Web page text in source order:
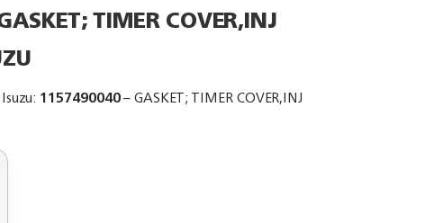
TIMER COVER,INJ
1157490040– GASKET; TIMER COVER,INJ